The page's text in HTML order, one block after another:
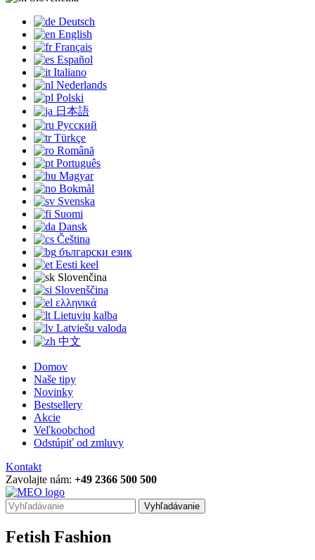
Deutsch
English
Français
Español
Italiano
Nederlands
Polski
日本語
Русский
Türkçe
Română
Português
Magyar
Bokmål
Svenska
Suomi
Dansk
Čeština
български език
Eesti keel
Slovenčina
Slovenščina
ελληνικά
Lietuvių kalba
Latviešu valoda
中文
Domov
Naše tipy
Novinky
Bestsellery
Akcie
Veľkoobchod
Odstúpiť od zmluvy
Kontakt
Zavolajte nám: +49 2366 500 500
Vyhľadávanie
Fetish Fashion